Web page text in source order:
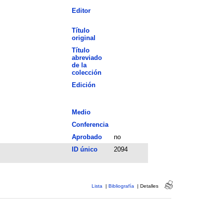
Editor
Título
original
Título
abreviado
de la
colección
Edición
Medio
Conferencia
Aprobado
no
ID único 2094
Lista | Bibliografía | Detalles